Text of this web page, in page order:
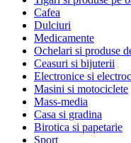
Cafea
Dulciuri
Medicamente
Ochelari si produse
Ceasuri si bijuterii
Electronice si
Masini si motociclete
Mass-media
Casa si gradina
Birotica si papetarie
Sport